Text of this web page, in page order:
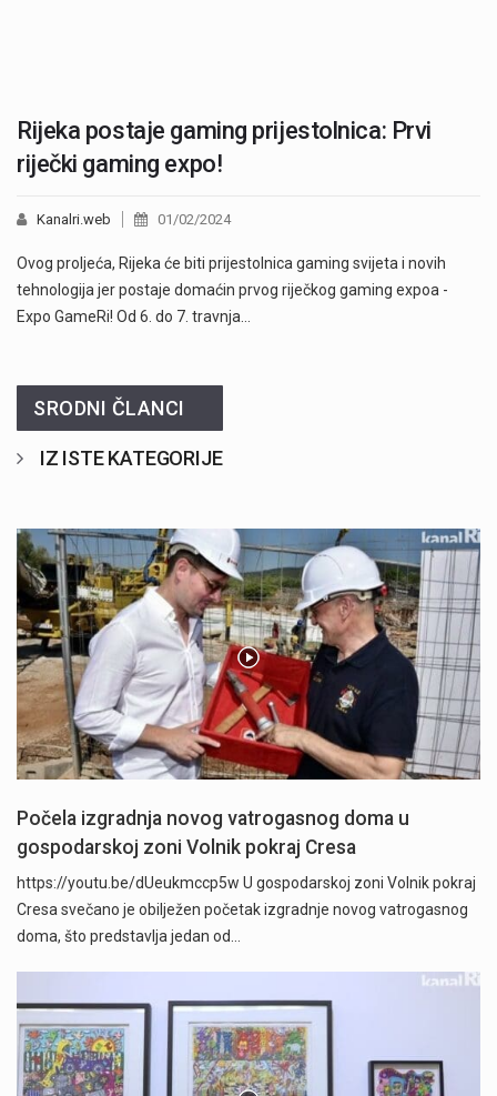
Rijeka postaje gaming prijestolnica: Prvi
riječki gaming expo!
Kanalri.web 01/02/2024
Ovog proljeća, Rijeka će biti prijestolnica gaming svijeta i novih
tehnologija jer postaje domaćin prvog riječkog gaming expoa -
Expo GameRi! Od 6. do 7. travnja…
SRODNI ČLANCI
IZ ISTE KATEGORIJE
Počela izgradnja novog vatrogasnog doma u
gospodarskoj zoni Volnik pokraj Cresa
https://youtu.be/dUeukmccp5w U gospodarskoj zoni Volnik pokraj
Cresa svečano je obilježen početak izgradnje novog vatrogasnog
doma, što predstavlja jedan od…